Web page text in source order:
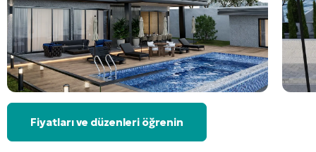
Fiyatları ve düzenleri öğrenin